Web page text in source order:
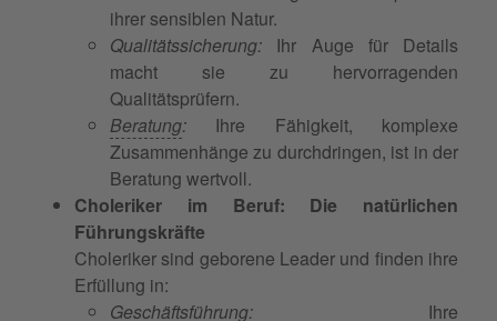
ihrer sensiblen Natur.
Qualitätssicherung: Ihr Auge für Details
macht sie zu hervorragenden
Qualitätsprüfern.
Beratung: Ihre Fähigkeit, komplexe
Zusammenhänge zu durchdringen, ist in der
Beratung wertvoll.
Choleriker im Beruf: Die natürlichen
Führungskräfte
Choleriker sind geborene Leader und finden ihre
Erfüllung in:
Geschäftsführung: Ihre